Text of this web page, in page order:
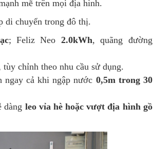
mẽ trên mọi địa hình.
di chuyển trong đô thị.
; Feliz Neo 2.0kWh, quãng đường
tùy chỉnh theo nhu cầu sử dụng.
ngay cả khi ngập nước 0,5m trong 30
dàng leo vỉa hè hoặc vượt địa hình gồ